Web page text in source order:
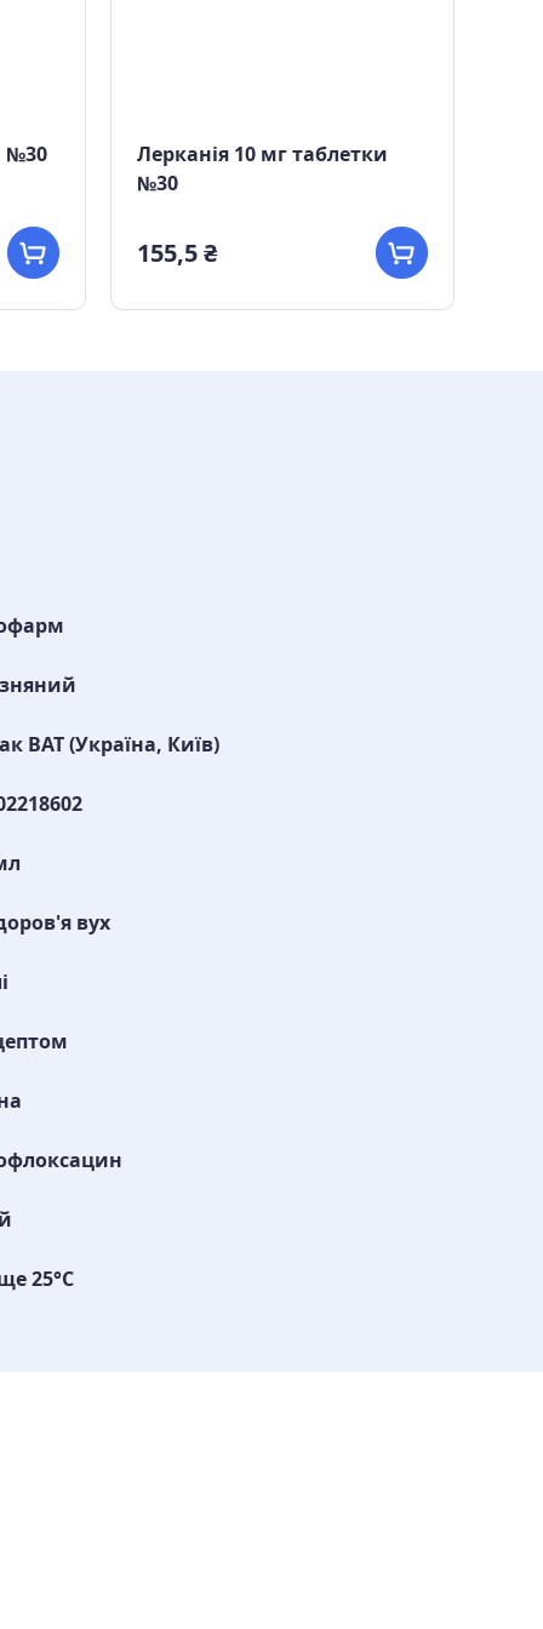
№30
Лерканія 10 мг таблетки
№30
155,5 ₴
ВАТ (Україна, Київ)
вух
25°C